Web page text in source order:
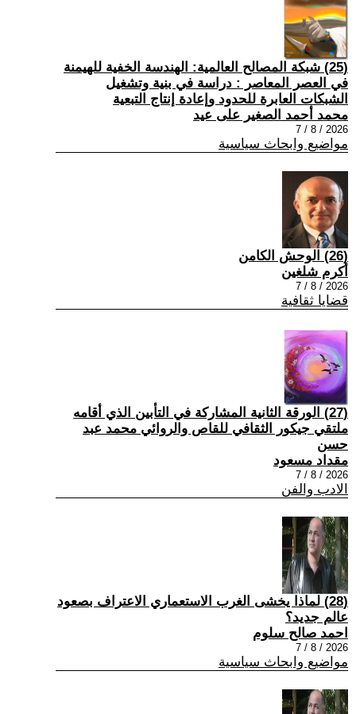
(25) شبكة المصالح العالمية: الهندسة الخفية للهيمنة
في العصر المعاصر : دراسة في بنية وتشغيل
الشبكات العابرة للحدود وإعادة إنتاج التبعية
محمد أحمد الصغير على عيد
2026 / 8 / 7
مواضيع وابحاث سياسية
(26) الوحش الكامن
أكرم شلغين
2026 / 8 / 7
قضايا ثقافية
(27) الورقة الثانية المشاركة في التأبين الذي أقامه
ملتقي جيكور الثقافي للقاص والروائي محمد عبد
حسن
مقداد مسعود
2026 / 8 / 7
الادب والفن
(28) لماذا يخشى الغرب الاستعماري الاعتراف بصعود
عالم جديد؟
احمد صالح سلوم
2026 / 8 / 7
مواضيع وابحاث سياسية